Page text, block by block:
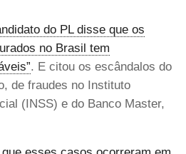
do PL disse que os
no Brasil tem
. E citou os escândalos do
de fraudes no Instituto
(INSS) e do Banco Master,